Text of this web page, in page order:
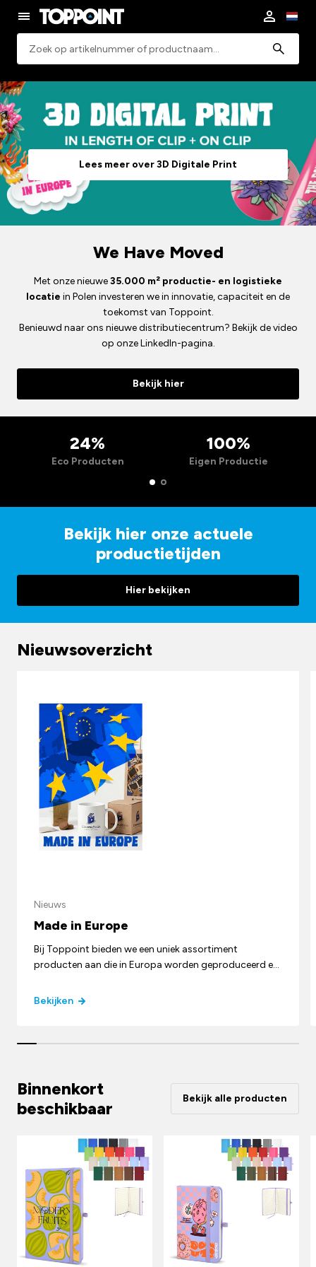
Lees meer over 3D Digitale Print
We Have Moved
Met onze nieuwe35.000 m² productie- en logistieke
locatie in Polen investeren we in innovatie, capaciteit en de
toekomst van Toppoint.
Benieuwd naar ons nieuwe distributiecentrum? Bekijk de video
op onze LinkedIn-pagina.
Bekijk hier
24%
Eco Producten
100%
Eigen Productie
Bekijk hier onze actuele
productietijden
Hier bekijken
Nieuwsoverzicht
Nieuws
Made in Europe
Bij Toppoint bieden we een uniek assortiment
producten aan die in Europa worden geproduceerd en
gebruik wordt gemaakt van de beste materialen en
Bekijken
Binnenkort
beschikbaar
Bekijk alle producten